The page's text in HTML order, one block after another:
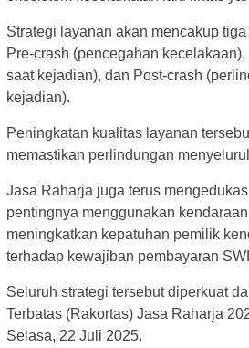
Strategi layanan akan mencakup
Pre-crash (pencegahan
saat kejadian), dan Post-crash
kejadian).
Peningkatan kualitas layanan
memastikan perlindungan
Jasa Raharja juga terus
pentingnya menggunakan
meningkatkan kepatuhan pemilik
terhadap kewajiban pembayaran
Seluruh strategi tersebut diperkuat
Terbatas (Rakortas) Jasa Raharja
Selasa, 22 Juli 2025.